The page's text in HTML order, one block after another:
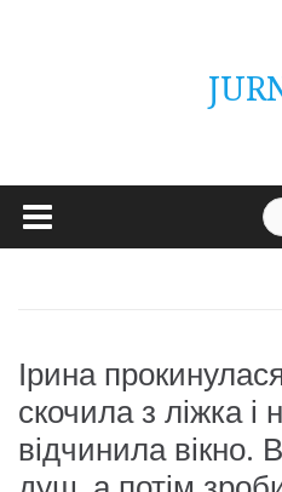
Ірина
скочила з ліжка і
відчинила вікно.